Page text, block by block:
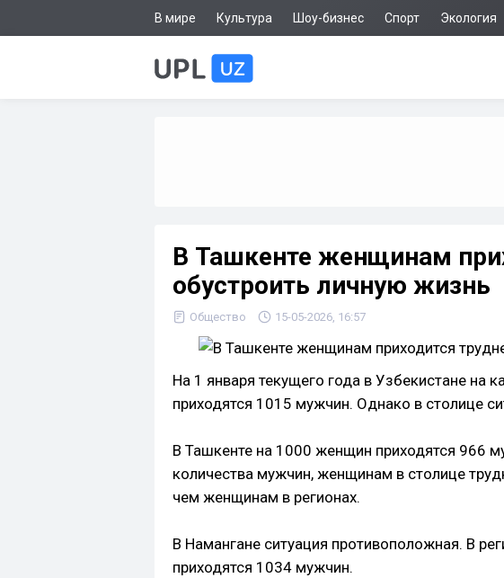
В мире Культура Шоу-бизнес Спорт Экология
В Ташкенте женщинам
обустроить личную жизнь
Общество 15-05-2026, 16:57
На 1 января текущего года в Узбекистане
приходятся 1015 мужчин. Однако в столице
В Ташкенте на 1000 женщин приходятся 966
количества мужчин, женщинам в столице
чем женщинам в регионах.
В Намангане ситуация противоположная. В
приходятся 1034 мужчин.